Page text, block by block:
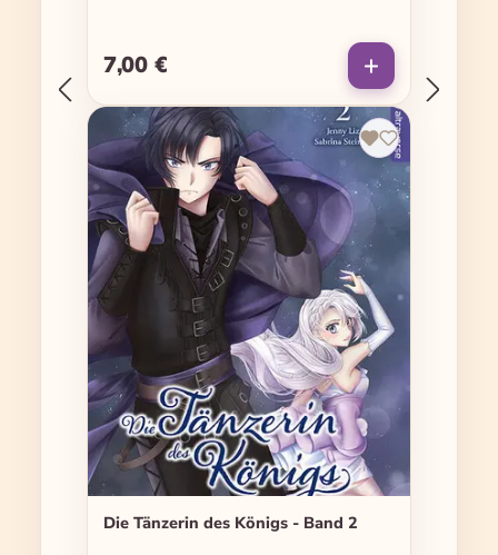
Regulärer Preis:
7,00 €
Die Tänzerin des Königs - Band 2